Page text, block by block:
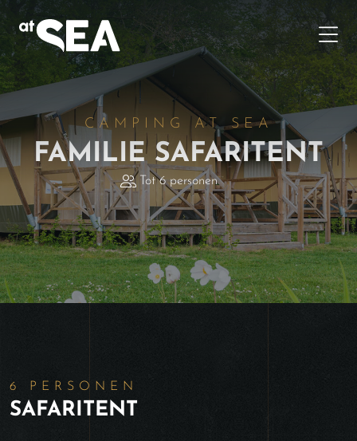
CAMPING AT SEA
FAMILIE SAFARITENT
Tot 6 personen
6 PERSONEN
SAFARITENT